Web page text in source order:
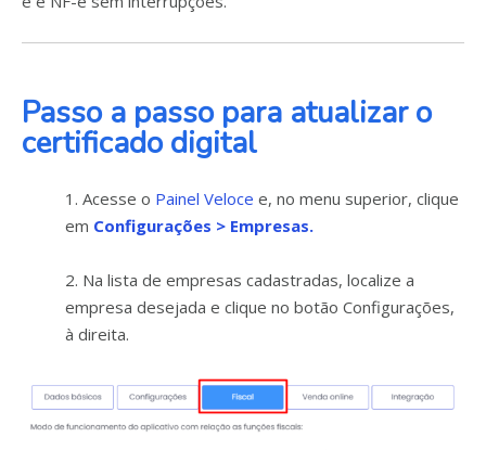
Passo a passo para atualizar o
certificado digital
1. Acesse o Painel Veloce e, no menu superior, clique
em Configurações > Empresas.
2. Na lista de empresas cadastradas, localize a
empresa desejada e clique no botão Configurações,
à direita.